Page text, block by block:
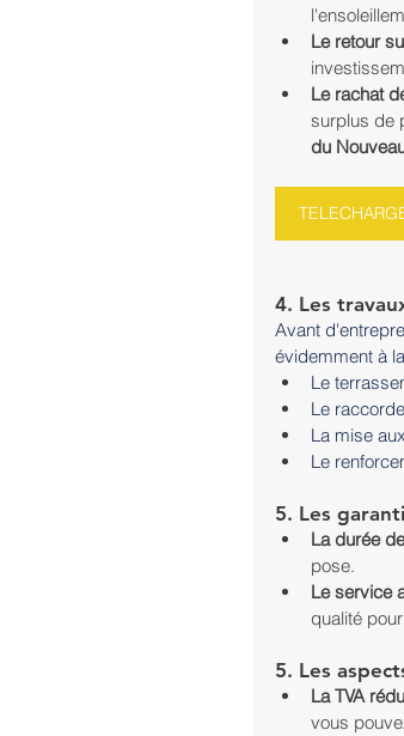
Le retour
Le rachat
surplus de
du
4. Les
Avant
évidemment à
Le
Le
La mise
Le
5. Les
La durée
pose.
Le service
qualité
5. Les
La TVA
vous